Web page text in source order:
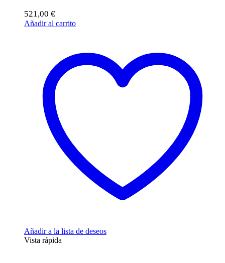
521,00 €
Añadir al carrito
Añadir a la lista de deseos
Vista rápida